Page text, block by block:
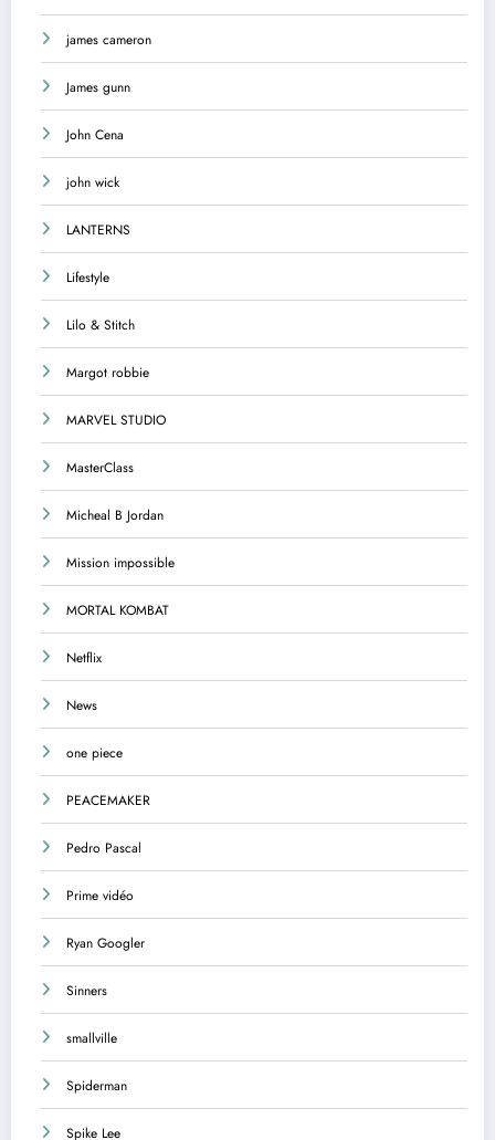
james cameron
James gunn
John Cena
john wick
LANTERNS
Lifestyle
Lilo & Stitch
Margot robbie
MARVEL STUDIO
MasterClass
Micheal B Jordan
Mission impossible
MORTAL KOMBAT
Netflix
News
one piece
PEACEMAKER
Pedro Pascal
Prime vidéo
Ryan Googler
Sinners
smallville
Spiderman
Spike Lee